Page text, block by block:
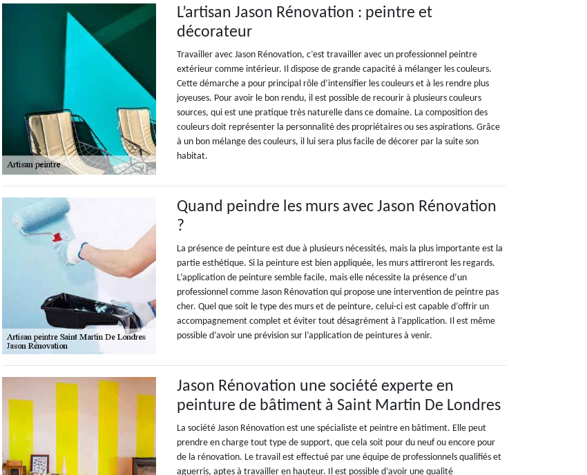
L’artisan Jason Rénovation : peintre et
décorateur
Travailler avec Jason Rénovation, c’est travailler avec un professionnel peintre
extérieur comme intérieur. Il dispose de grande capacité à mélanger les couleurs.
Cette démarche a pour principal rôle d’intensifier les couleurs et à les rendre plus
joyeuses. Pour avoir le bon rendu, il est possible de recourir à plusieurs couleurs
sources, qui est une pratique très naturelle dans ce domaine. La composition des
couleurs doit représenter la personnalité des propriétaires ou ses aspirations. Grâce
à un bon mélange des couleurs, il lui sera plus facile de décorer par la suite son
habitat.
Quand peindre les murs avec Jason Rénovation
?
La présence de peinture est due à plusieurs nécessités, mais la plus importante est la
partie esthétique. Si la peinture est bien appliquée, les murs attireront les regards.
L’application de peinture semble facile, mais elle nécessite la présence d’un
professionnel comme Jason Rénovation qui propose une intervention de peintre pas
cher. Quel que soit le type des murs et de peinture, celui-ci est capable d’offrir un
accompagnement complet et éviter tout désagrément à l’application. Il est même
possible d’avoir une prévision sur l’application de peintures à venir.
Jason Rénovation une société experte en
peinture de bâtiment à Saint Martin De Londres
La société Jason Rénovation est une spécialiste et peintre en bâtiment. Elle peut
prendre en charge tout type de support, que cela soit pour du neuf ou encore pour
de la rénovation. Le travail est effectué par une équipe de professionnels qualifiés et
aguerris, aptes à travailler en hauteur. Il est possible d’avoir une qualité